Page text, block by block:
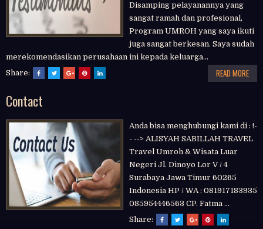
Disamping pelayanannya yang
sangat ramah dan profesional,
Program UMROH yang saya ikuti
juga sangat berkesan. Saya sudah
merekomendasikan perusahaan ini kepada keluarga...
Share:
READ MORE
Contact
Anda bisa menghubungi kami di : !-
- --> ALISYAH SABILLAH TRAVEL
Travel Umroh & Wisata Luar
Negeri Jl. Dinoyo Lor V / 4
Surabaya Jawa Timur 60265
Indonesia HP / WA : 081917183935
085954446563 CP. Fatma ...
Share: